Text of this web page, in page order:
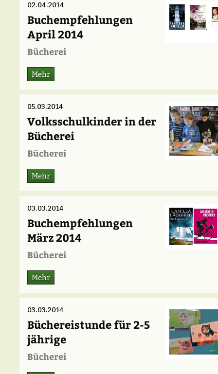
02.04.2014
Buchempfehlungen
April 2014
Bücherei
Mehr
05.03.2014
Volksschulkinder in der
Bücherei
Bücherei
Mehr
03.03.2014
Buchempfehlungen
März 2014
Bücherei
Mehr
03.03.2014
Büchereistunde für 2-5
jährige
Bücherei